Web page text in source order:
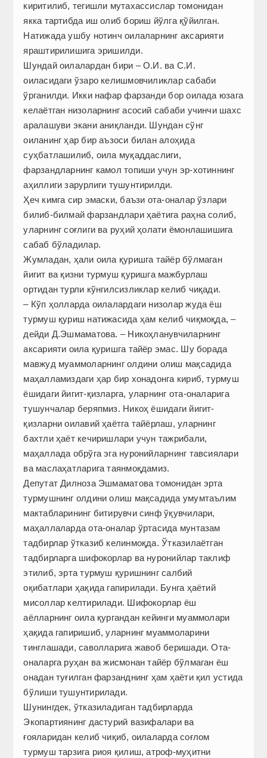
киритилиб, тегишли мутахассислар томонидан
якка тартибда иш олиб бориш йўлга қўйилган.
Натижада ушбу нотинч оилаларнинг аксарияти
яраштирилишига эришилди.
Шундай оилалардан бири – О.И. ва С.И.
оиласидаги ўзаро келишмовчиликлар сабаби
ўрганилди. Икки нафар фарзанди бор оилада юзага
келаётган низоларнинг асосий сабаби учинчи шахс
аралашуви экани аниқланди. Шундан сўнг
оиланинг ҳар бир аъзоси билан алоҳида
суҳбатлашилиб, оила муқаддаслиги,
фарзандларнинг камол топиши учун эр-хотиннинг
аҳиллиги зарурлиги тушунтирилди.
Ҳеч кимга сир эмаски, баъзи ота-оналар ўзлари
билиб-билмай фарзандлари ҳаётига раҳна солиб,
уларнинг соғлиги ва руҳий ҳолати ёмонлашишига
сабаб бўладилар.
Жумладан, ҳали оила қуришга тайёр бўлмаган
йигит ва қизни турмуш қуришга мажбурлаш
ортидан турли кўнгилсизликлар келиб чиқади.
– Кўп ҳолларда оилалардаги низолар жуда ёш
турмуш қуриш натижасида ҳам келиб чиқмоқда, –
дейди Д.Эшмаматова. – Никоҳланувчиларнинг
аксарияти оила қуришга тайёр эмас. Шу борада
мавжуд муаммоларнинг олдини олиш мақсадида
маҳалламиздаги ҳар бир хонадонга кириб, турмуш
ёшидаги йигит-қизларга, уларнинг ота-оналарига
тушунчалар беряпмиз. Никоҳ ёшидаги йигит-
қизларни оилавий ҳаётга тайёрлаш, уларнинг
бахтли ҳаёт кечиришлари учун тажрибали,
маҳаллада обрўга эга нуронийларнинг тавсиялари
ва маслаҳатларига таянмоқдамиз.
Депутат Дилноза Эшмаматова томонидан эрта
турмушнинг олдини олиш мақсадида умумтаълим
мактабларининг битирувчи синф ўқувчилари,
маҳаллаларда ота-оналар ўртасида мунтазам
тадбирлар ўтказиб келинмоқда. Ўтказилаётган
тадбирларга шифокорлар ва нуронийлар таклиф
этилиб, эрта турмуш қуришнинг салбий
оқибатлари ҳақида гапирилади. Бунга ҳаётий
мисоллар келтирилади. Шифокорлар ёш
аёлларнинг оила қургандан кейинги муаммолари
ҳақида гапиришиб, уларнинг муаммоларини
тинглашади, саволларига жавоб беришади. Ота-
оналарга руҳан ва жисмонан тайёр бўлмаган ёш
онадан туғилган фарзанднинг ҳам ҳаёти қил устида
бўлиши тушунтирилади.
Шунингдек, ўтказиладиган тадбирларда
Экопартиянинг дастурий вазифалари ва
ғояларидан келиб чиқиб, оилаларда соғлом
турмуш тарзига риоя қилиш, атроф-муҳитни